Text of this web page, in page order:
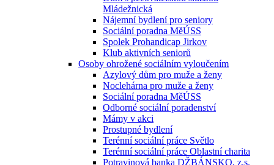
Mládežnická
Nájemní bydlení pro seniory
Sociální poradna MěÚSS
Spolek Prohandicap Jirkov
Klub aktivních seniorů
Osoby ohrožené sociálním vyloučením
Azylový dům pro muže a ženy
Noclehárna pro muže a ženy
Sociální poradna MěÚSS
Odborné sociální poradenství
Mámy v akci
Prostupné bydlení
Terénní sociální práce Světlo
Terénní sociální práce Oblastní charita
Potravinová banka DŽBÁNSKO, z.s.